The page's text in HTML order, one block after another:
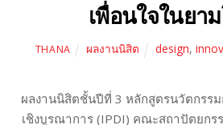
เพื่อนใจในยา
THANA ผลงานนิสิต design,
ผลงานนิสิตชั้นปีที่ 3 หลักสูตรนวัตกร
เชิงบูรณาการ (IPDI) คณะสถาปัตยก